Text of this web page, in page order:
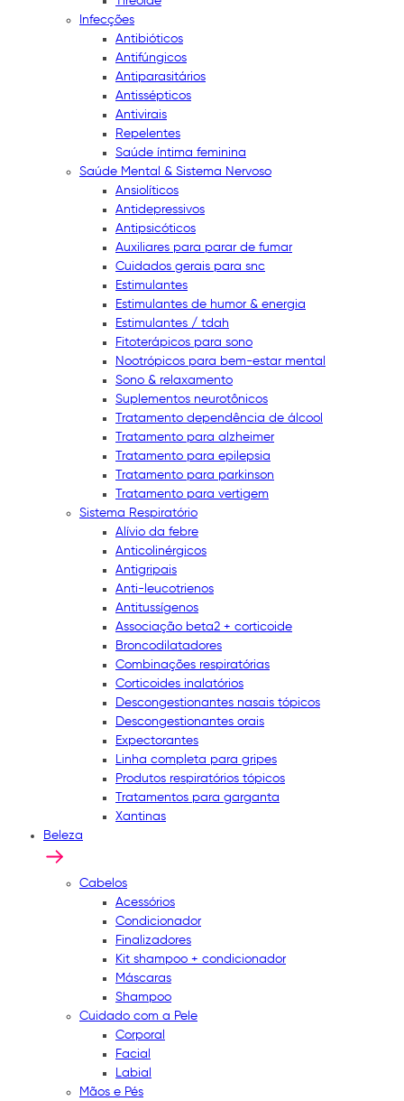
Infecções
Antibióticos
Antifúngicos
Antiparasitários
Antissépticos
Antivirais
Repelentes
Saúde íntima feminina
Saúde Mental & Sistema Nervoso
Ansiolíticos
Antidepressivos
Antipsicóticos
Auxiliares para parar de fumar
Cuidados gerais para snc
Estimulantes
Estimulantes de humor & energia
Estimulantes / tdah
Fitoterápicos para sono
Nootrópicos para bem-estar mental
Sono & relaxamento
Suplementos neurotônicos
Tratamento dependência de álcool
Tratamento para alzheimer
Tratamento para epilepsia
Tratamento para parkinson
Tratamento para vertigem
Sistema Respiratório
Alívio da febre
Anticolinérgicos
Antigripais
Anti-leucotrienos
Antitussígenos
Associação beta2 + corticoide
Broncodilatadores
Combinações respiratórias
Corticoides inalatórios
Descongestionantes nasais tópicos
Descongestionantes orais
Expectorantes
Linha completa para gripes
Produtos respiratórios tópicos
Tratamentos para garganta
Xantinas
Beleza
Cabelos
Acessórios
Condicionador
Finalizadores
Kit shampoo + condicionador
Máscaras
Shampoo
Cuidado com a Pele
Corporal
Facial
Labial
Mãos e Pés